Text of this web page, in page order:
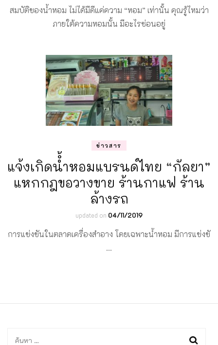
สมบัติของน้ำหอม ไม่ได้มีดีแค่ความ “หอม” เท่านั้น คุณรู้ไหมว่า
ภายใต้ความหอมนั้น มีอะไรซ่อนอยู่
ข่าวสาร
แจ้งเกิดนํ้ำหอมแบรนด์ไทย “กัลยา”
แหกกฎขอวางขาย ร้านกาแฟ ร้าน
ล้างรถ
updated on 04/11/2019
การแข่งขันในตลาดเครื่องสำอาง โดยเฉพาะน้ำหอม มีการแข่งขั
…
ค้นหา